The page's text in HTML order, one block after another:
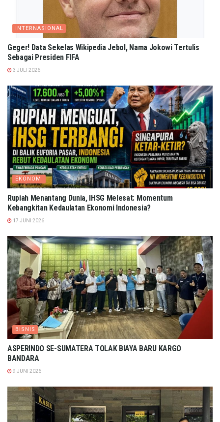
INTERNASIONAL
Geger! Data Sekelas Wikipedia Jebol, Nama Jokowi Tertulis
Sebagai Presiden FIFA
3 JULI 2026
EKONOMI
Rupiah Menantang Dunia, IHSG Melesat: Momentum
Kebangkitan Kedaulatan Ekonomi Indonesia?
17 JUNI 2026
BISNIS
ASPERINDO SE-SUMATERA TOLAK BIAYA BARU KARGO
BANDARA
9 JUNI 2026